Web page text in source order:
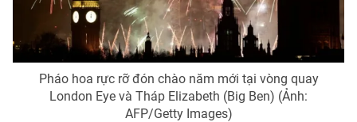
Pháo hoa rực rỡ đón chào năm mới tại vòng quay
London Eye và Tháp Elizabeth (Big Ben) (Ảnh:
AFP/Getty Images)